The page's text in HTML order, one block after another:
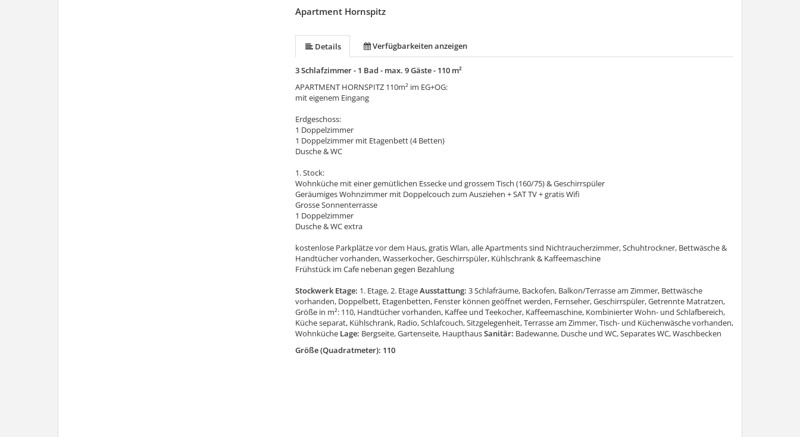
Apartment Hornspitz
Details Verfügbarkeiten anzeigen
3 Schlafzimmer - 1 Bad - max. 9 Gäste - 110 m²
APARTMENT HORNSPITZ 110m² im EG+OG:
mit eigenem Eingang
Erdgeschoss:
1 Doppelzimmer
1 Doppelzimmer mit Etagenbett (4 Betten)
Dusche & WC
1. Stock:
Wohnküche mit einer gemütlichen Essecke und grossem Tisch (160/75) & Geschirrspüler
Geräumiges Wohnzimmer mit Doppelcouch zum Ausziehen + SAT TV + gratis Wifi
Grosse Sonnenterrasse
1 Doppelzimmer
Dusche & WC extra
kostenlose Parkplätze vor dem Haus, gratis Wlan, alle Apartments sind Nichtraucherzimmer, Schuhtrockner, Bettwäsche &
Handtücher vorhanden, Wasserkocher, Geschirrspüler, Kühlschrank & Kaffeemaschine
Frühstück im Cafe nebenan gegen Bezahlung
Stockwerk Etage: 1. Etage, 2. EtageAusstattung: 3 Schlafräume, Backofen, Balkon/Terrasse am Zimmer, Bettwäsche
vorhanden, Doppelbett, Etagenbetten, Fenster können geöffnet werden, Fernseher, Geschirrspüler, Getrennte Matratzen,
Größe in m²: 110, Handtücher vorhanden, Kaffee und Teekocher, Kaffeemaschine, Kombinierter Wohn- und Schlafbereich,
Küche separat, Kühlschrank, Radio, Schlafcouch, Sitzgelegenheit, Terrasse am Zimmer, Tisch- und Küchenwäsche vorhanden,
WohnkücheLage: Bergseite, Gartenseite, HaupthausSanitär: Badewanne, Dusche und WC, Separates WC, Waschbecken
Größe (Quadratmeter): 110